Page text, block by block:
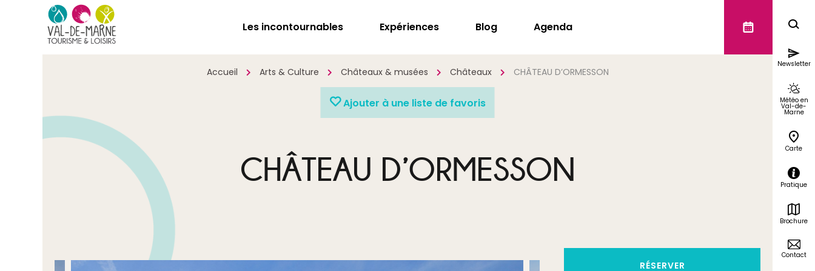
Les incontournables Expériences Blog Agenda
Accueil Arts & Culture Châteaux & musées Châteaux CHÂTEAU D’ORMESSON
Newsletter
Météo en
Val-de-
Marne
Carte
Pratique
Brochure
Contact
Ajouter à une liste de favoris
CHÂTEAU D’ORMESSON
RÉSERVER